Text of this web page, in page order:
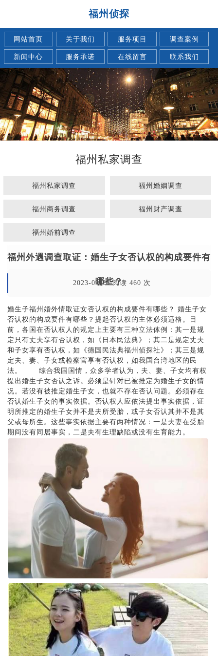
福州侦探
网站首页 关于我们 服务项目 调查案例
新闻中心 服务承诺 在线留言 联系我们
福州私家调查
福州私家调查 福州婚姻调查
福州商务调查 福州财产调查
福州婚前调查
福州外遇调查取证：婚生子女否认权的构成要件有
哪些？
2023-09-26 阅读 460 次
婚生子福州婚外情取证女否认权的构成要件有哪些？ 婚生子女
否认权的构成要件有哪些？提起否认权的主体必须适格。目
前，各国在否认权人的规定上主要有三种立法体例：其一是规
定只有丈夫享有否认权，如《日本民法典》；其二是规定丈夫
和子女享有否认权，如《德国民法典福州侦探社》；其三是规
定夫、妻、子女或检察官享有否认权，如我国台湾地区的民
法。 综合我国国情，众多学者认为，夫、妻、子女均有权
提出婚生子女否认之诉。必须是针对已被推定为婚生子女的情
况。若没有被推定婚生子女，也就不存在否认问题。必须存在
否认婚生子女的事实依据。否认权人应依法提出事实依据，证
明所推定的婚生子女并不是夫所受胎，或子女否认其并不是其
父或母所生。这些事实依据主要有两种情况：一是夫妻在受胎
期间没有同居事实，二是夫有生理缺陷或没有生育能力。